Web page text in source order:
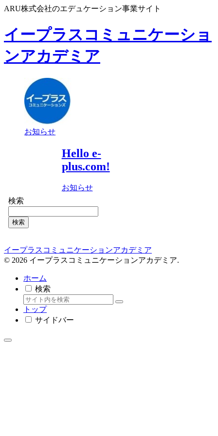
ARU株式会社のエデュケーション事業サイト
イープラスコミュニケーショ
ンアカデミア
お知らせ
Hello e-
plus.com!
お知らせ
検索
検索
イープラスコミュニケーションアカデミア
© 2026 イープラスコミュニケーションアカデミア.
ホーム
検索
トップ
サイドバー